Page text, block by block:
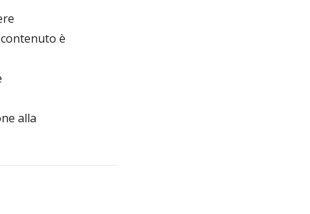
è
alla